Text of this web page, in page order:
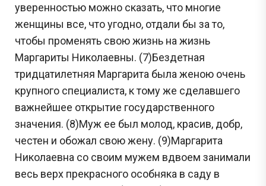
уверенностью можно сказать, что многие
женщины все, что угодно, отдали бы за то,
чтобы променять свою жизнь на жизнь
Маргариты Николаевны. (7)Бездетная
тридцатилетняя Маргарита была женою очень
крупного специалиста, к тому же сделавшего
важнейшее открытие государственного
значения. (8)Муж ее был молод, красив, добр,
честен и обожал свою жену. (9)Маргарита
Николаевна со своим мужем вдвоем занимали
весь верх прекрасного особняка в саду в